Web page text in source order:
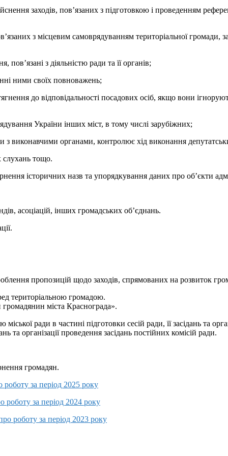
заходів, пов’язаних з підготовкою і проведенням
з місцевим самоврядуванням територіальної
з діяльністю ради та її органів;
ними своїх повноважень;
до відповідальності посадових осіб, якщо вони
України інших міст, в тому числі зарубіжних;
з виконавчими органами, контролює хід виконання
слухань тощо.
історичних назв та упорядкування даних про об’єкти
асоцiацiй, iнших громадських об’єднань.
пропозицій щодо заходів, спрямованих на розвиток
територіальною громадою.
міста Краснограда».
ради в частині підготовки сесій ради, її засідань та
та організації проведення засідань постійних комісій ради.
громадян.
роботу за період 2025 року
роботу за період 2024 року
роботу за період 2023 року